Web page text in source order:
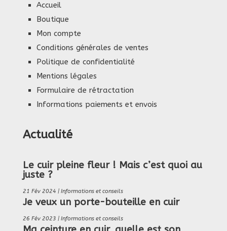
Accueil
Boutique
Mon compte
Conditions générales de ventes
Politique de confidentialité
Mentions légales
Formulaire de rétractation
Informations paiements et envois
Actualité
Le cuir pleine fleur ! Mais c’est quoi au
juste ?
21 Fév 2024 | Informations et conseils
Je veux un porte-bouteille en cuir
26 Fév 2023 | Informations et conseils